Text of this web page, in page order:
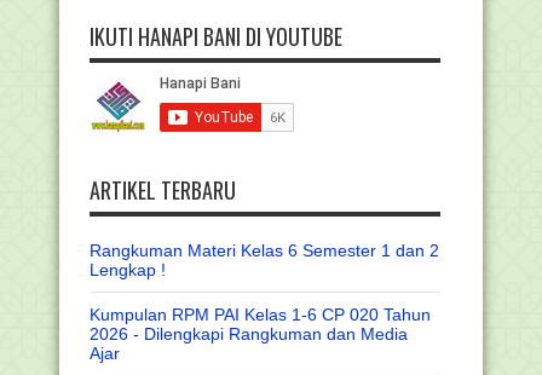
IKUTI HANAPI BANI DI YOUTUBE
ARTIKEL TERBARU
Rangkuman Materi Kelas 6 Semester 1 dan 2
Lengkap !
Kumpulan RPM PAI Kelas 1-6 CP 020 Tahun
2026 - Dilengkapi Rangkuman dan Media
Ajar